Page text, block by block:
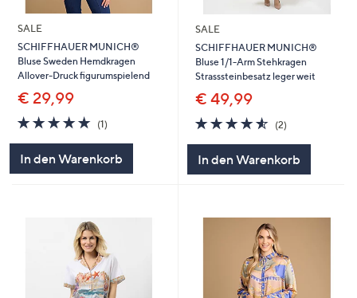
SALE
SCHIFFHAUER MUNICH®
Bluse Sweden Hemdkragen
Allover-Druck figurumspielend
€ 29,99
5.0
von
(1)1
In den Warenkorb
SALE
SCHIFFHAUER MUNICH®
Bluse 1/1-Arm Stehkragen
Strasssteinbesatz leger weit
€ 49,99
4.5
von
(2)2
In den Warenkorb